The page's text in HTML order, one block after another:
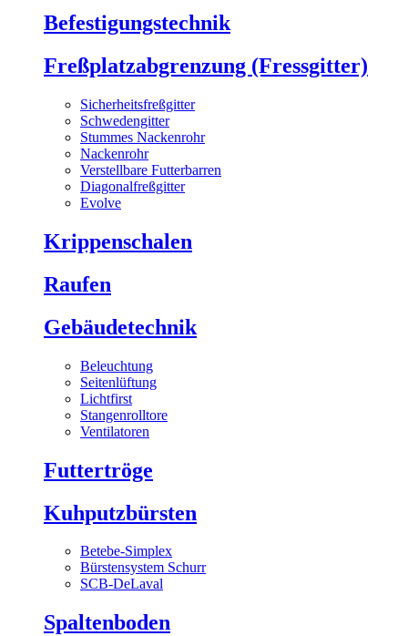
Befestigungstechnik
Freßplatzabgrenzung (Fressgitter)
Sicherheitsfreßgitter
Schwedengitter
Stummes Nackenrohr
Nackenrohr
Verstellbare Futterbarren
Diagonalfreßgitter
Evolve
Krippenschalen
Raufen
Gebäudetechnik
Beleuchtung
Seitenlüftung
Lichtfirst
Stangenrolltore
Ventilatoren
Futtertröge
Kuhputzbürsten
Betebe-Simplex
Bürstensystem Schurr
SCB-DeLaval
Spaltenboden